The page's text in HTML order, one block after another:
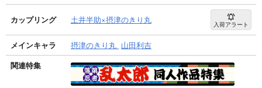
カップリング 土井半助×摂津のきり丸 入荷アラート
メインキャラ 摂津のきり丸 山田利吉
関連特集